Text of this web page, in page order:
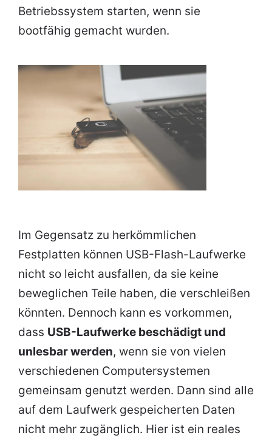
Betriebssystem starten, wenn sie
bootfähig gemacht wurden.
Im Gegensatz zu herkömmlichen
Festplatten können USB-Flash-Laufwerke
nicht so leicht ausfallen, da sie keine
beweglichen Teile haben, die verschleißen
könnten. Dennoch kann es vorkommen,
dass USB-Laufwerke beschädigt und
unlesbar werden, wenn sie von vielen
verschiedenen Computersystemen
gemeinsam genutzt werden. Dann sind alle
auf dem Laufwerk gespeicherten Daten
nicht mehr zugänglich. Hier ist ein reales